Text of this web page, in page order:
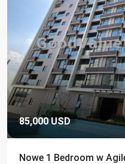
85,000 USD
Nowe 1 Bedroom w